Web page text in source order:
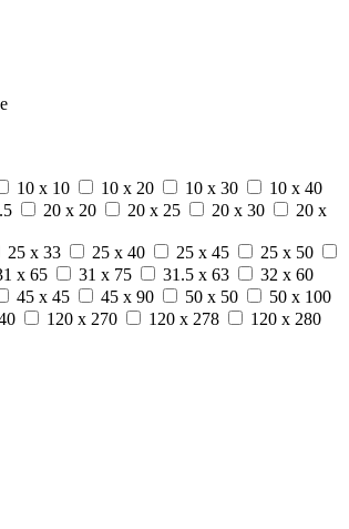
10 x 10 10 x 20 10 x 30
10 x 40
20 x 20 20 x 25 20 x 30
20 x
25 x 33 25 x 40 25 x 45
25 x 50
x 65 31 x 75 31.5 x 63
32 x 60
45 x 45 45 x 90 50 x 50
50 x 100
120 x 270 120 x 278
120 x 280